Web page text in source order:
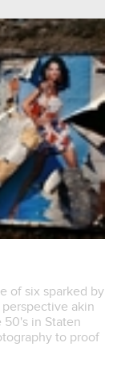
of six sparked by
akin
50's in Staten
to proof